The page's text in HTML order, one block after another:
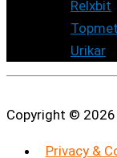
Relxbit
Topmet
Urikar
Copyright © 2026
Privacy &